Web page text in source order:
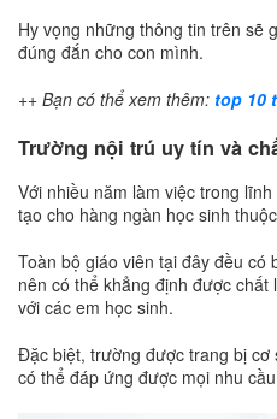
Hy vọng những thông tin trên sẽ
đúng đắn cho con mình.
++ Bạn có thể xem thêm: top 10
Trường nội trú uy tín và
Với nhiều năm làm việc trong
tạo cho hàng ngàn học sinh
Toàn bộ giáo viên tại đây đều
nên có thể khẳng định được
với các em học sinh.
Đặc biệt, trường được trang bị cơ
có thể đáp ứng được mọi nhu